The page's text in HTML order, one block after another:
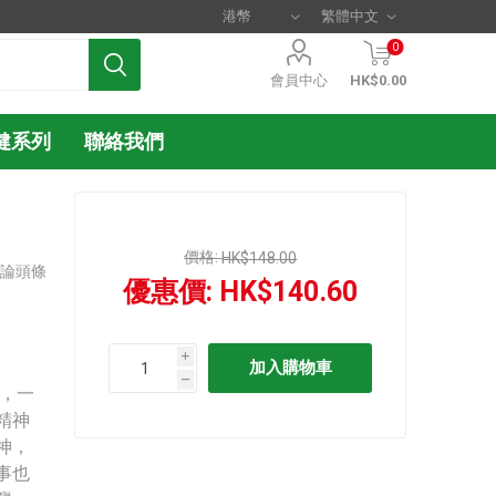
會員中心
0
HK$0.00
系列 聯絡我們
頭條
一
神
，
也
價格:HK$148.00
優惠價: HK$140.60
i
h